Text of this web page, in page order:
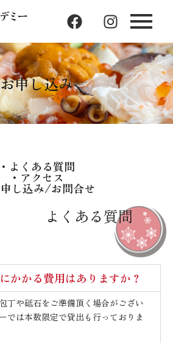
F
a
c
e
b
o
o
k
I
n
s
t
a
g
r
a
お申し込み
・よくある質問
・アクセス
申し込み/お問合せ
よくある質問
かかる費用はありますか？
丁や砥石をご準備頂く場合がござい
では本数限定で貸出も行っておりま